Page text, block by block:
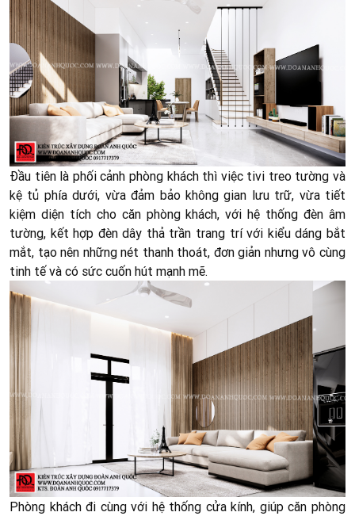
Đầu tiên là phối cảnh phòng khách thì việc tivi treo tường và
kệ tủ phía dưới, vừa đảm bảo không gian lưu trữ, vừa tiết
kiệm diện tích cho căn phòng khách,với hệ thống đèn âm
tường, kết hợp đèn dây thả trần trang trí với kiểu dáng bắt
mắt, tạo nên những nét thanh thoát, đơn giản nhưng vô cùng
tinh tế và có sức cuốn hút mạnh mẽ.
Phòng khách đi cùng với hệ thống cửa kính, giúp căn phòng